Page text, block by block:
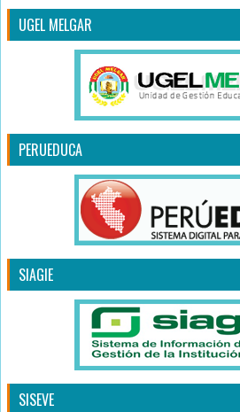
UGEL MELGAR
PERUEDUCA
SIAGIE
SISEVE